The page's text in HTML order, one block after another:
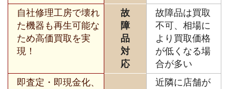
自社修理工房で壊れ
た機器も再生可能な
ため高価買取を実
現！
故
障
品
対
応
故障品は買取
不可、相場に
より買取価格
が低くなる場
合が多い
即査定・即現金化、
近隣に店舗が